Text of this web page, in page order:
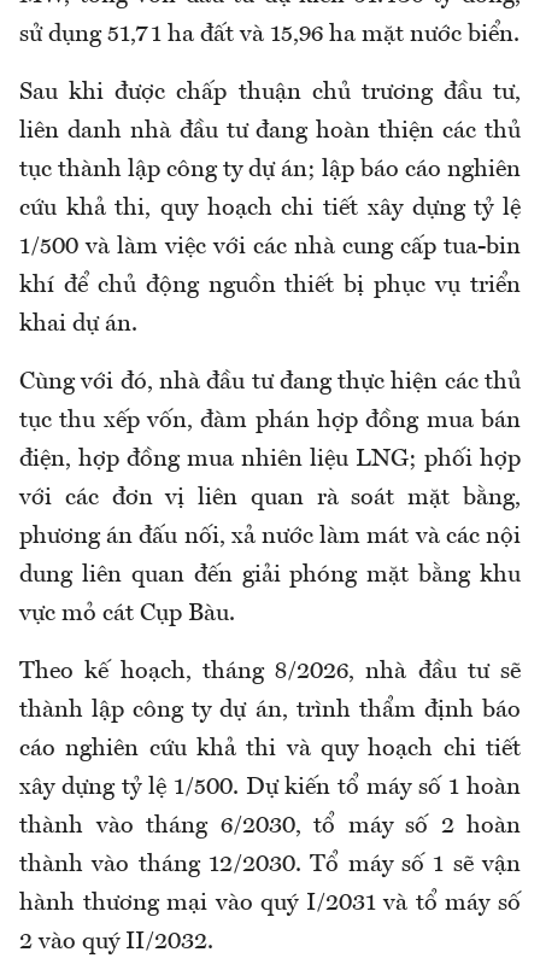
sử dụng 51,71 ha đất và 15,96 ha mặt nước biển.
Sau khi được chấp thuận chủ trương đầu tư,
liên danh nhà đầu tư đang hoàn thiện các thủ
tục thành lập công ty dự án; lập báo cáo nghiên
cứu khả thi, quy hoạch chi tiết xây dựng tỷ lệ
1/500 và làm việc với các nhà cung cấp tua-bin
khí để chủ động nguồn thiết bị phục vụ triển
khai dự án.
Cùng với đó, nhà đầu tư đang thực hiện các thủ
tục thu xếp vốn, đàm phán hợp đồng mua bán
điện, hợp đồng mua nhiên liệu LNG; phối hợp
với các đơn vị liên quan rà soát mặt bằng,
phương án đấu nối, xả nước làm mát và các nội
dung liên quan đến giải phóng mặt bằng khu
vực mỏ cát Cụp Bàu.
Theo kế hoạch, tháng 8/2026, nhà đầu tư sẽ
thành lập công ty dự án, trình thẩm định báo
cáo nghiên cứu khả thi và quy hoạch chi tiết
xây dựng tỷ lệ 1/500. Dự kiến tổ máy số 1 hoàn
thành vào tháng 6/2030, tổ máy số 2 hoàn
thành vào tháng 12/2030. Tổ máy số 1 sẽ vận
hành thương mại vào quý I/2031 và tổ máy số
2 vào quý II/2032.